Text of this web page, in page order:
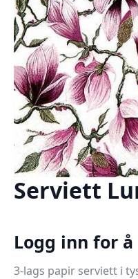
Serviett
Logg inn for
3-lags papir serviett i